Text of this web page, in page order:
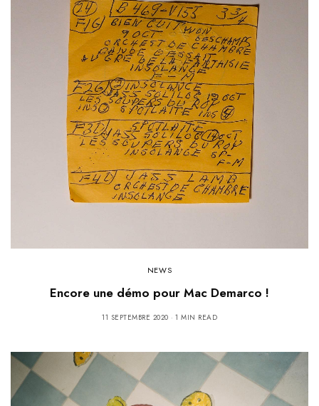
NEWS
Encore une démo pour Mac Demarco !
11 SEPTEMBRE 2020 1 MIN READ